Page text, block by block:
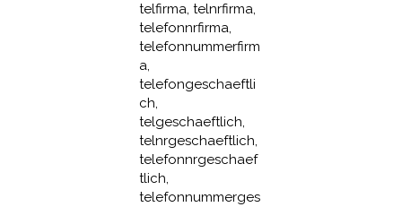
telfirma, telnrfirma,
telefonnrfirma,
telefonnummerfirm
a,
telefongeschaeftli
ch,
telgeschaeftlich,
telnrgeschaeftlich,
telefonnrgeschaef
tlich,
telefonnummerges